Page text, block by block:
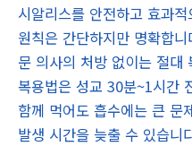
시알리스를 안전하고 효과
원칙은 간단하지만 명확합
문 의사의 처방 없이는 절대
복용법은 성교 30분~1시간
함께 먹어도 흡수에는 큰 문
발생 시간을 늦출 수 있습니